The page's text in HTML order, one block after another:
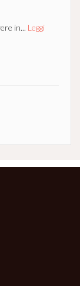
in... Leggi